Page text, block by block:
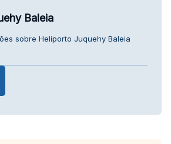
Baleia
sobre Heliporto Juquehy Baleia